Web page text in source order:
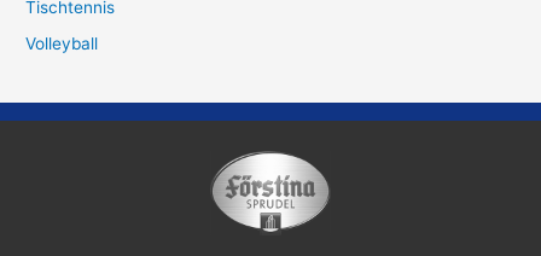
Tischtennis
Volleyball